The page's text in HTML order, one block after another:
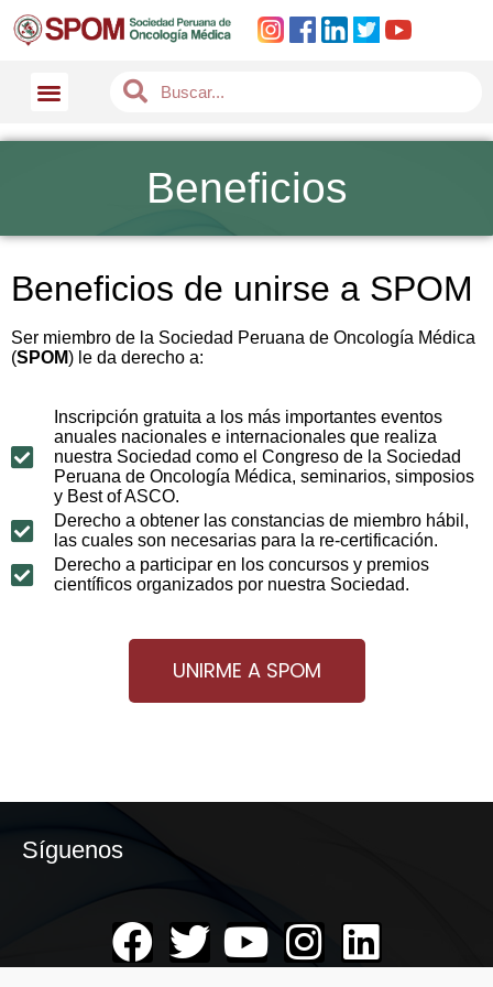
Beneficios
Beneficios de unirse a SPOM
Ser miembro de la Sociedad Peruana de Oncología Médica
(SPOM) le da derecho a:
Inscripción gratuita a los más importantes eventos
anuales nacionales e internacionales que realiza
nuestra Sociedad como el Congreso de la Sociedad
Peruana de Oncología Médica, seminarios, simposios
y Best of ASCO.
Derecho a obtener las constancias de miembro hábil,
las cuales son necesarias para la re-certificación.
Derecho a participar en los concursos y premios
científicos organizados por nuestra Sociedad.
UNIRME A SPOM
Síguenos